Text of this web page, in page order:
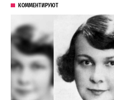
КОММЕНТИРУЮТ